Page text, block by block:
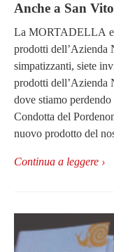
Anche a San
La MORTADELLA e
prodotti
simpatizzanti, siete
prodotti dell’Azienda
dove stiamo
Condotta del
nuovo prodotto del
Continua a leggere ›